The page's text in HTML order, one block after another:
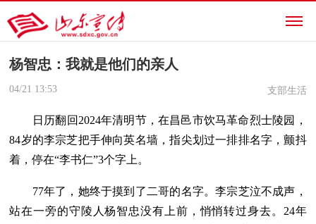
杨智忠：我就是他们的亲人
04/21 13:53 支部生活
日历翻回2024年清明节，在昌邑市饮马革命烈士陵园，
84岁的李宗芝把手伸向英名墙，指尖划过一排排名字，颤抖
着，停在“李书仁”3个字上。
77年了，她终于摸到了二哥的名字。李宗芝泣不成声，
站在一旁的守陵人杨智忠没有上前，悄悄转过身去。24年